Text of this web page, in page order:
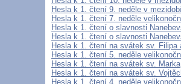
Hesla k 1. čtení 9. neděle v
Hesla k 1. čtení 7. neděle
Hesla k 1. čtení o slavnosti
Hesla k 1. čtení o slavnosti
Hesla k 1. čtení na svátek sv. Filipa
Hesla k 1. čtení 5. neděle
Hesla k 1. čtení na svátek sv. Marka
Hesla k 1. čtení na svátek sv.
Hesla k 1. čtení 4. neděle